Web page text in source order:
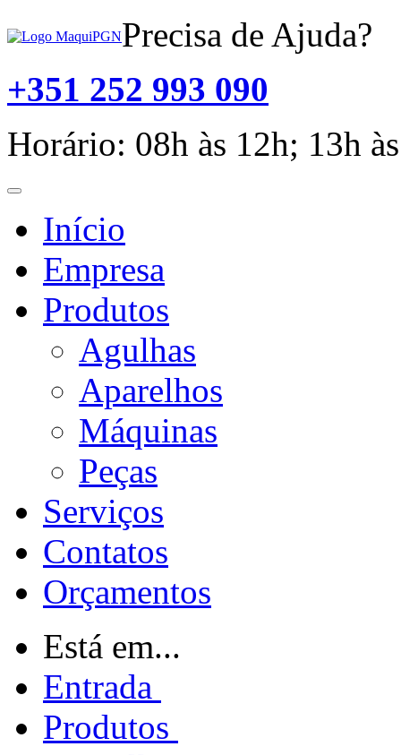
Precisa de Ajuda?
+351 252 993 090
Horário: 08h às 12h; 13h
Toggle
Início
Empresa
Produtos
Agulhas
Aparelhos
Máquinas
Peças
Serviços
Contatos
Orçamentos
Está em...
Entrada
Produtos